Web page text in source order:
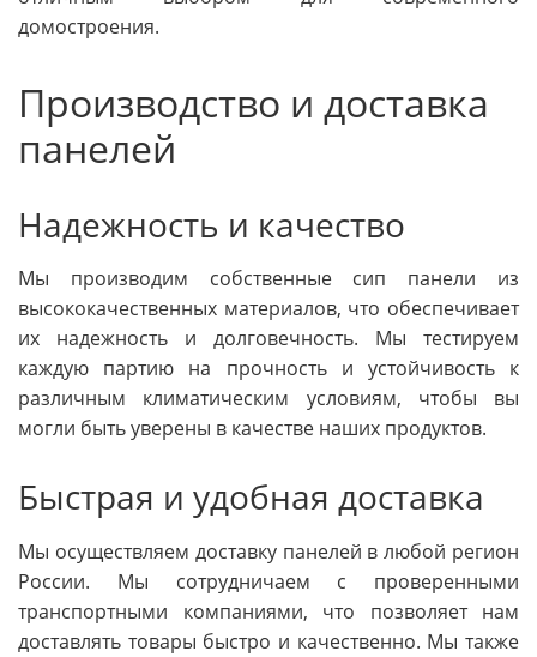
домостроения.
Производство и доставка
панелей
Надежность и качество
Мы производим собственные сип панели из
высококачественных материалов, что обеспечивает
их надежность и долговечность. Мы тестируем
каждую партию на прочность и устойчивость к
различным климатическим условиям, чтобы вы
могли быть уверены в качестве наших продуктов.
Быстрая и удобная доставка
Мы осуществляем доставку панелей в любой регион
России. Мы сотрудничаем с проверенными
транспортными компаниями, что позволяет нам
доставлять товары быстро и качественно. Мы также